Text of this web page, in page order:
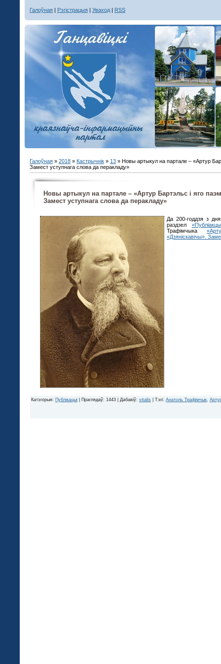
Галоўная | Рэгістрацыя | Уваход | RSS
Галоўная » 2018 » Кастрычнік » 13 » Новы артыкул на партале – «Артур
Замест уступнага слова да перакладу»
Новы артыкул на партале – «Артур Бартэльс і яго
Замест уступнага слова да перакладу»
Да 200-годдзя з
раздзел
Трафімчыка
«Дзяніскавічы».
Катэгорыя: Публікацыі Праглядаў: 1443 | Дабавіў: vitalis Тэгі: Анатоль Трафімчык